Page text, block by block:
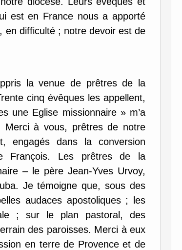
est en France nous a apporté
en difficulté ; notre devoir est de
la venue de prêtres de la
cinq évêques les appellent,
une Eglise missionnaire » m’a
Merci à vous, prêtres de notre
engagés dans la conversion
François. Les prêtres de la
– le père Jean-Yves Urvoy,
Je témoigne que, sous des
audaces apostoliques ; les
; sur le plan pastoral, des
des paroisses. Merci à eux
en terre de Provence et de